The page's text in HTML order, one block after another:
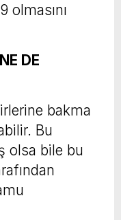
olmasını
DE
bakma
Bu
olsa bile bu